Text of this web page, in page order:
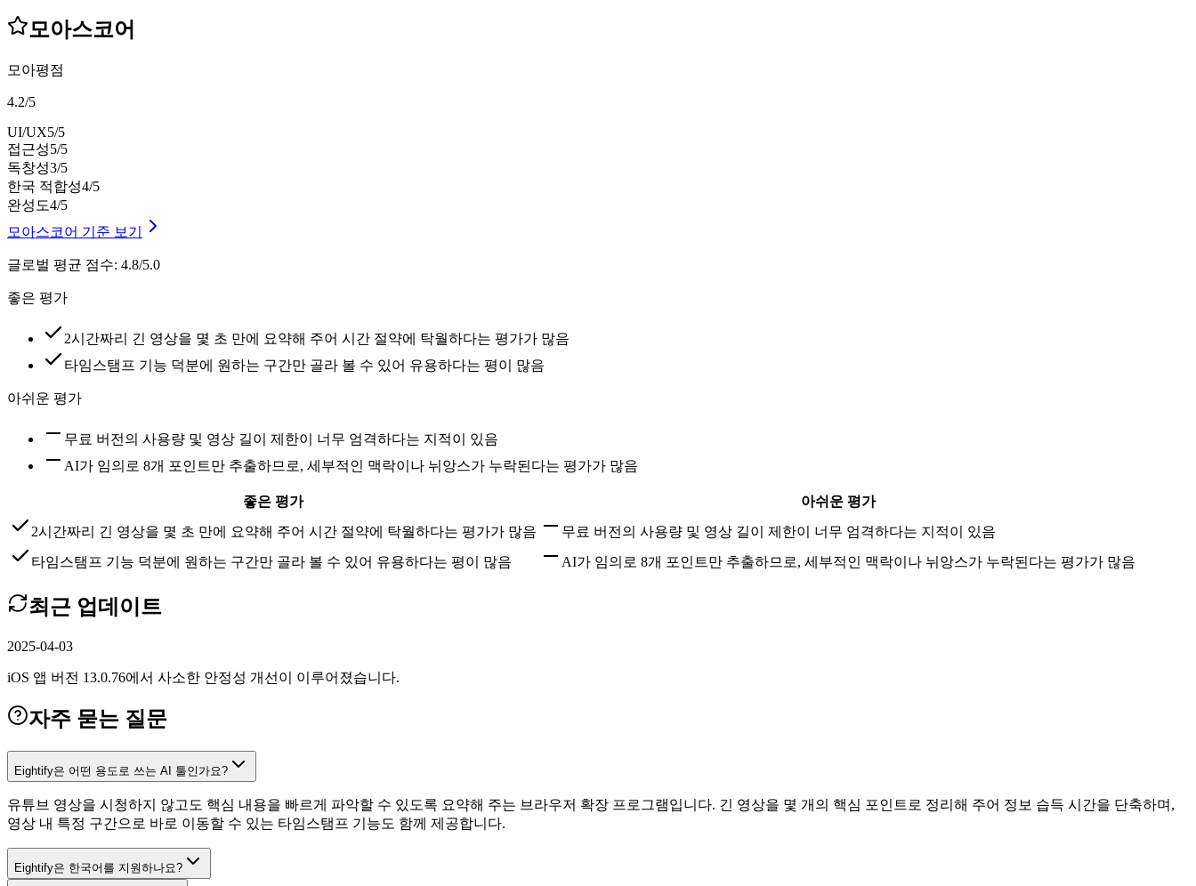
모아스코어
모아평점
4.2/5
UI/UX5/5
접근성5/5
독창성3/5
한국 적합성4/5
완성도4/5
모아스코어 기준 보기
글로벌 평균 점수: 4.8/5.0
좋은 평가
2시간짜리 긴 영상을 몇 초 만에 요약해 주어 시간 절약에 탁월하다는 평가가 많음
타임스탬프 기능 덕분에 원하는 구간만 골라 볼 수 있어 유용하다는 평이 많음
아쉬운 평가
무료 버전의 사용량 및 영상 길이 제한이 너무 엄격하다는 지적이 있음
AI가 임의로 8개 포인트만 추출하므로, 세부적인 맥락이나 뉘앙스가 누락된다는 평가가 많음
좋은 평가
아쉬운 평가
2시간짜리 긴 영상을 몇 초 만에 요약해 주어 시간 절약에 탁월하다는 평가가 많음
무료 버전의 사용량 및 영상 길이 제한이 너무 엄격하다는 지적이 있음
타임스탬프 기능 덕분에 원하는 구간만 골라 볼 수 있어 유용하다는 평이 많음
AI가 임의로 8개 포인트만 추출하므로, 세부적인 맥락이나 뉘앙스가 누락된다는 평가가 많음
최근 업데이트
2025-04-03
iOS 앱 버전 13.0.76에서 사소한 안정성 개선이 이루어졌습니다.
자주 묻는 질문
Eightify은 어떤 용도로 쓰는 AI 툴인가요?
유튜브 영상을 시청하지 않고도 핵심 내용을 빠르게 파악할 수 있도록 요약해 주는 브라우저 확장 프로그램입니다. 긴 영상을 몇 개의 핵심 포인트로 정리해 주어 정보 습득 시간을 단축하며,
영상 내 특정 구간으로 바로 이동할 수 있는 타임스탬프 기능도 함께 제공합니다.
Eightify은 한국어를 지원하나요?